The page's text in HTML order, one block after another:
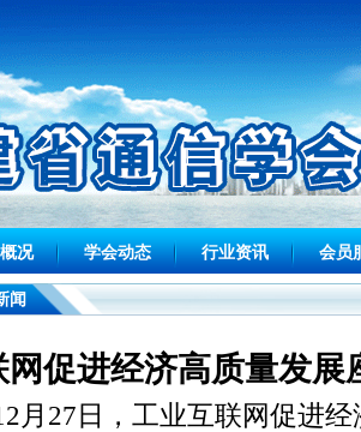
况 学会动态 行业资讯 会员
闻
促进经济高质量发展
27日，工业互联网促进经